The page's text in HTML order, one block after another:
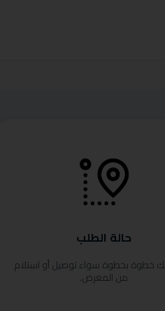
حالة الطلب
خطوة بخطوة سواء توصيل أو استلام
من المعرض.